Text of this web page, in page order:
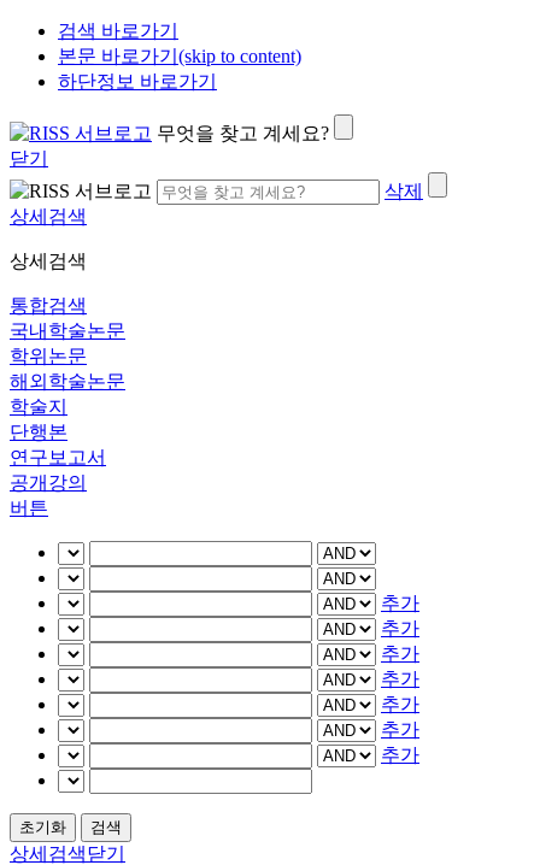
검색 바로가기
본문 바로가기(skip to content)
하단정보 바로가기
무엇을 찾고 계세요?
닫기
삭제
상세검색
상세검색
통합검색
국내학술논문
학위논문
해외학술논문
학술지
단행본
연구보고서
공개강의
버튼
추가
추가
추가
추가
추가
추가
추가
상세검색닫기